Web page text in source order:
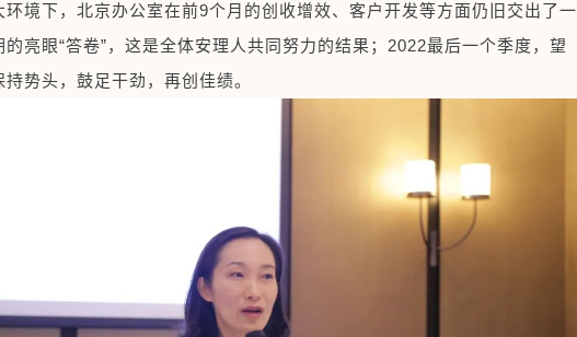
环境下，北京办公室在前9个月的创收增效、客户开发等方面仍旧交出了一
的亮眼“答卷”，这是全体安理人共同努力的结果；2022最后一个季度，望
持势头，鼓足干劲，再创佳绩。